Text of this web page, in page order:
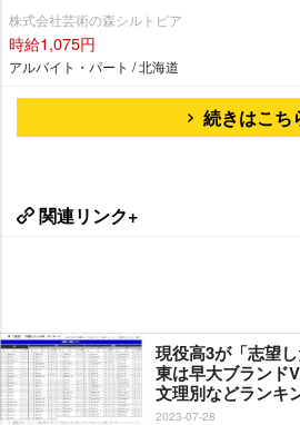
株式会社芸術の森シルトピア
時給1,075円
アルバイト・パート / 北海道
続きはこち
関連リンク+
現役高3が「志望
東は早大ブランド
文理別などランキ
2023-07-28